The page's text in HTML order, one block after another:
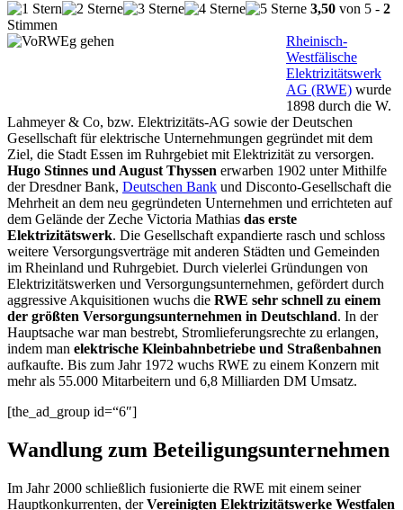
3,50 von 5 - 2
Stimmen
Rheinisch-
Westfälische
Elektrizitätswerk
AG (RWE) wurde
1898 durch die W.
Lahmeyer & Co, bzw. Elektrizitäts-AG sowie der Deutschen
Gesellschaft für elektrische Unternehmungen gegründet mit dem
Ziel, die Stadt Essen im Ruhrgebiet mit Elektrizität zu versorgen.
Hugo Stinnes und August Thyssen erwarben 1902 unter Mithilfe
der Dresdner Bank, Deutschen Bank und Disconto-Gesellschaft die
Mehrheit an dem neu gegründeten Unternehmen und errichteten auf
dem Gelände der Zeche Victoria Mathias das erste
Elektrizitätswerk. Die Gesellschaft expandierte rasch und schloss
weitere Versorgungsverträge mit anderen Städten und Gemeinden
im Rheinland und Ruhrgebiet. Durch vielerlei Gründungen von
Elektrizitätswerken und Versorgungsunternehmen, gefördert durch
aggressive Akquisitionen wuchs die RWE sehr schnell zu einem
der größten Versorgungsunternehmen in Deutschland. In der
Hauptsache war man bestrebt, Stromlieferungsrechte zu erlangen,
indem man elektrische Kleinbahnbetriebe und Straßenbahnen
aufkaufte. Bis zum Jahr 1972 wuchs RWE zu einem Konzern mit
mehr als 55.000 Mitarbeitern und 6,8 Milliarden DM Umsatz.
[the_ad_group id=“6″]
Wandlung zum Beteiligungsunternehmen
Im Jahr 2000 schließlich fusionierte die RWE mit einem seiner
Hauptkonkurrenten, derVereinigten Elektrizitätswerke Westfalen